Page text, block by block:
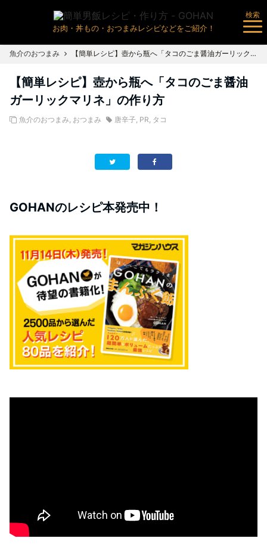
お肉・丼もの・おつまみレシピなどをご紹介！
検索
魚介のおつまみ 【簡単レシピ】壺から瓶へ「タコのごま醤油ガーリックマリネ」の作り方
【簡単レシピ】壺から瓶へ「タコのごま醤油
ガーリックマリネ」の作り方
魚介のおつまみ, おつまみ 唐辛子, PR, タコ
GOHANのレシピ本発売中！